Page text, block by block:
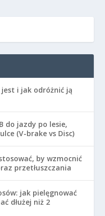
i jak odróżnić ją
do jazdy po lesie,
(V-brake vs Disc)
by wzmocnić
przetłuszczania
jak pielęgnować
dłużej niż 2